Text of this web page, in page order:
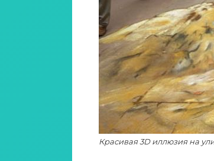
Красивая 3D иллюзия на